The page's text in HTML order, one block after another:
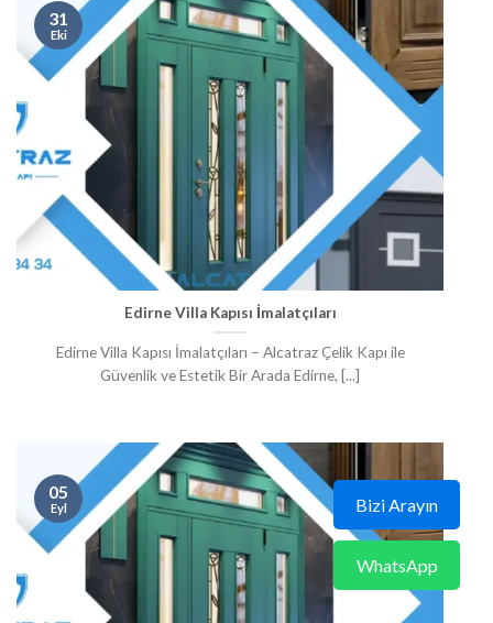
Edirne Villa Kapısı İmalatçıları
Edirne Villa Kapısı İmalatçıları – Alcatraz Çelik Kapı ile
Güvenlik ve Estetik Bir Arada Edirne, [...]
31
Eki
05
Eyl Bizi Arayın
WhatsApp